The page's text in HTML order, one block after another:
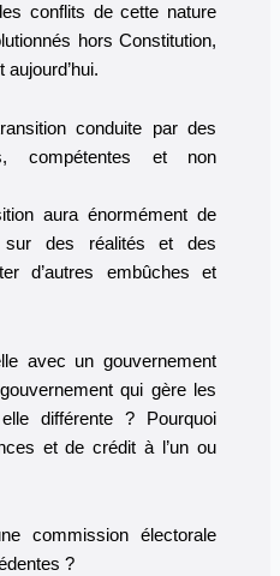
conflits de cette nature
hors Constitution,
conduite par des
compétentes et non
aura énormément de
sur des réalités et des
d’autres embûches et
avec un gouvernement
qui gère les
différente ? Pourquoi
et de crédit à l’un ou
commission électorale
?